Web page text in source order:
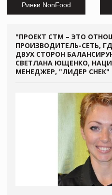
Ринки NonFood
"ПРОЕКТ СТМ – ЭТО
ПРОИЗВОДИТЕЛЬ-СЕТЬ,
ДВУХ СТОРОН
СВЕТЛАНА ЮЩЕНКО,
МЕНЕДЖЕР, "ЛИДЕР СНЕК"